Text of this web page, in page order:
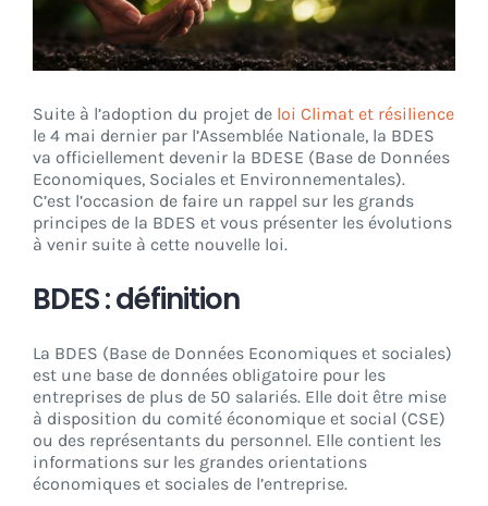
CONNEXION
Suite à l’adoption du projet de loi Climat et résilience
le 4 mai dernier par l’Assemblée Nationale, la BDES
va officiellement devenir la BDESE (Base de Données
Economiques, Sociales et Environnementales).
C’est l’occasion de faire un rappel sur les grands
principes de la BDES et vous présenter les évolutions
à venir suite à cette nouvelle loi.
BDES : définition
La BDES (Base de Données Economiques et sociales)
est une base de données obligatoire pour les
entreprises de plus de 50 salariés. Elle doit être mise
à disposition du comité économique et social (CSE)
ou des représentants du personnel. Elle contient les
informations sur les grandes orientations
économiques et sociales de l’entreprise.